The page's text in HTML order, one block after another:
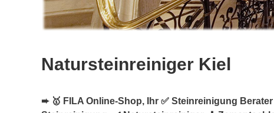
Natursteinreiniger Kiel
➨ 🥇 FILA Online-Shop, Ihr ✅ Steinreinigung